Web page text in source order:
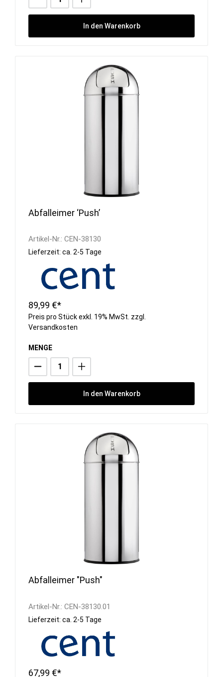
In den Warenkorb
Abfalleimer ‘Push’
Artikel-Nr.: CEN-38130
Lieferzeit: ca. 2-5 Tage
89,99 €*
Preis pro Stück exkl. 19% MwSt. zzgl.
Versandkosten
MENGE
In den Warenkorb
Abfalleimer "Push"
Artikel-Nr.: CEN-38130.01
Lieferzeit: ca. 2-5 Tage
67,99 €*